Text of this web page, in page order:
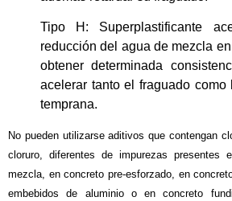
Tipo H: Superplastificante
reducción del agua de mezcla
obtener determinada
acelerar tanto el fraguado como
temprana.
No pueden utilizarse aditivos que contengan
cloruro, diferentes de impurezas presentes
mezcla, en concreto pre-esforzado, en
embebidos de aluminio o en concreto